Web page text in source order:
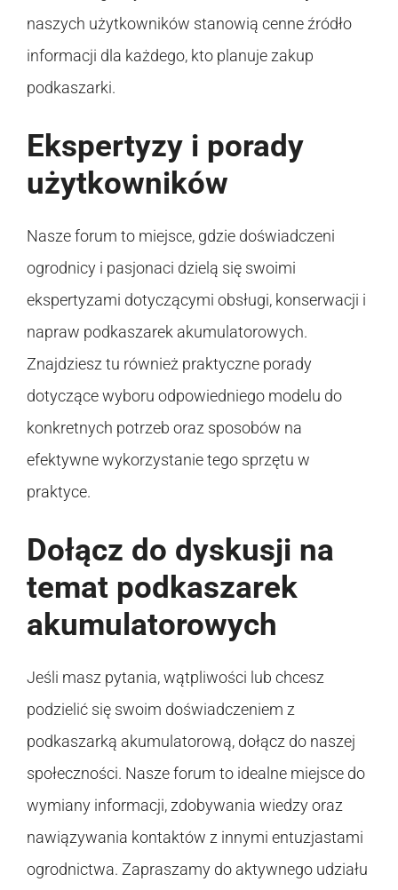
naszych użytkowników stanowią cenne źródło
informacji dla każdego, kto planuje zakup
podkaszarki.
Ekspertyzy i porady
użytkowników
Nasze forum to miejsce, gdzie doświadczeni
ogrodnicy i pasjonaci dzielą się swoimi
ekspertyzami dotyczącymi obsługi, konserwacji i
napraw podkaszarek akumulatorowych.
Znajdziesz tu również praktyczne porady
dotyczące wyboru odpowiedniego modelu do
konkretnych potrzeb oraz sposobów na
efektywne wykorzystanie tego sprzętu w
praktyce.
Dołącz do dyskusji na
temat podkaszarek
akumulatorowych
Jeśli masz pytania, wątpliwości lub chcesz
podzielić się swoim doświadczeniem z
podkaszarką akumulatorową, dołącz do naszej
społeczności. Nasze forum to idealne miejsce do
wymiany informacji, zdobywania wiedzy oraz
nawiązywania kontaktów z innymi entuzjastami
ogrodnictwa. Zapraszamy do aktywnego udziału